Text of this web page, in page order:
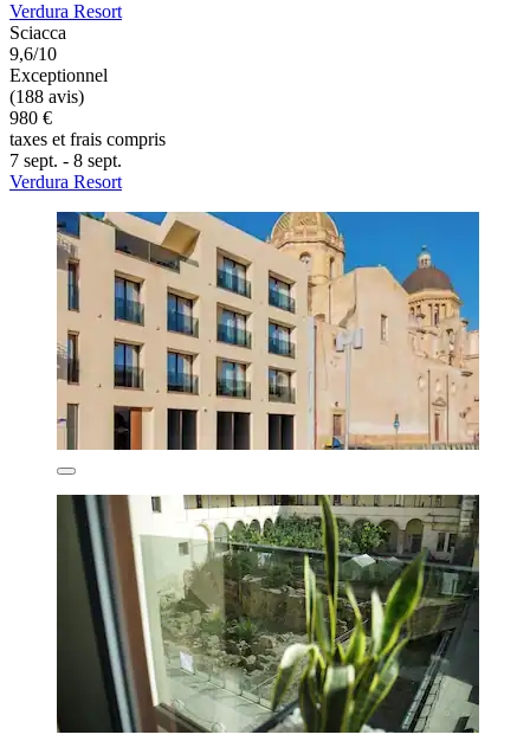
Verdura Resort
Sciacca
9,6/10
Exceptionnel
(188 avis)
980 €
taxes et frais compris
7 sept. - 8 sept.
Verdura Resort